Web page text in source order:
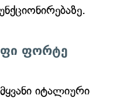
ფორტე
იტალიური